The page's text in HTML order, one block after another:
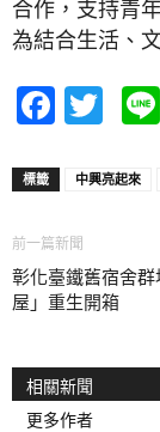
合作，支持青
為結合生活、
標籤 中興亮起來
前一篇新聞
彰化臺鐵舊宿舍群
屋」重生開箱
相關新聞
更多作者